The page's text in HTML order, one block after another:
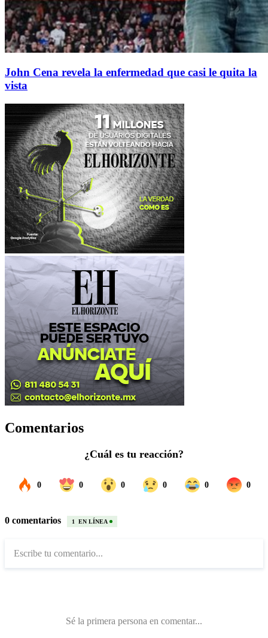
John Cena revela la enfermedad que casi le quita la
vista
Comentarios